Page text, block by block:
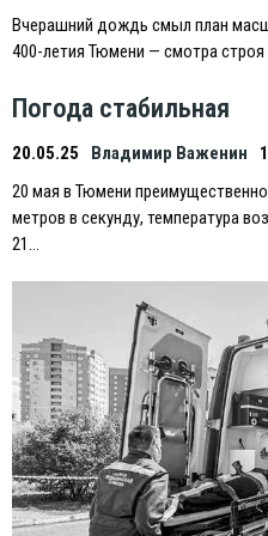
Вчерашний дождь смыл план
400-летия Тюмени — смотра
Погода стабильная
20.05.25 Владимир Важенин
20 мая в Тюмени
метров в секунду, температура
21…